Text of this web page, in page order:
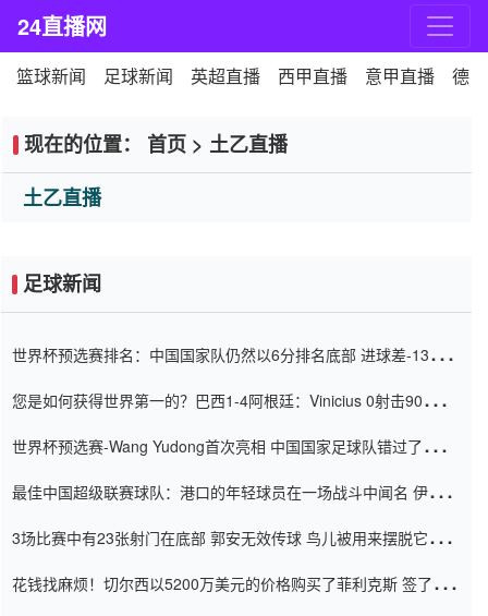
24直播网
篮球新闻 足球新闻 英超直播 西甲直播 意甲直播 德
现在的位置： 首页 > 土乙直播
土乙直播
足球新闻
世界杯预选赛排名：中国国家队仍然以6分排名底部 进球差-13令人
您是如何获得世界第一的？巴西1-4阿根廷：Vinicius 0射击90分钟
世界杯预选赛-Wang Yudong首次亮相 中国国家足球队错过了世界
最佳中国超级联赛球队：港口的年轻球员在一场战斗中闻名 伊万放
3场比赛中有23张射门在底部 郭安无效传球 鸟儿被用来摆脱它
花钱找麻烦！切尔西以5200万美元的价格购买了菲利克斯 签了7年